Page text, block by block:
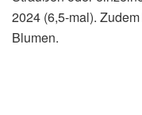
2024 (6,5-mal).
Blumen.